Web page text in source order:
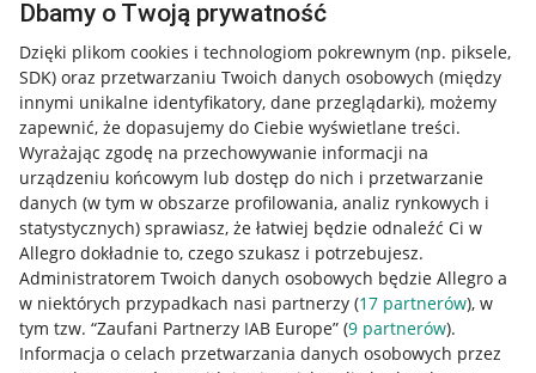
Dbamy o Twoją prywatność
Dzięki plikom cookies i technologiom pokrewnym (np. piksele,
SDK) oraz przetwarzaniu Twoich danych osobowych (między
innymi unikalne identyfikatory, dane przeglądarki), możemy
zapewnić, że dopasujemy do Ciebie wyświetlane treści.
Wyrażając zgodę na przechowywanie informacji na
urządzeniu końcowym lub dostęp do nich i przetwarzanie
danych (w tym w obszarze profilowania, analiz rynkowych i
statystycznych) sprawiasz, że łatwiej będzie odnaleźć Ci w
Allegro dokładnie to, czego szukasz i potrzebujesz.
Administratorem Twoich danych osobowych będzie Allegro a
w niektórych przypadkach nasi partnerzy (17 partnerów), w
tym tzw. “Zaufani Partnerzy IAB Europe” (9 partnerów).
Informacja o celach przetwarzania danych osobowych przez
Przydatne informacje